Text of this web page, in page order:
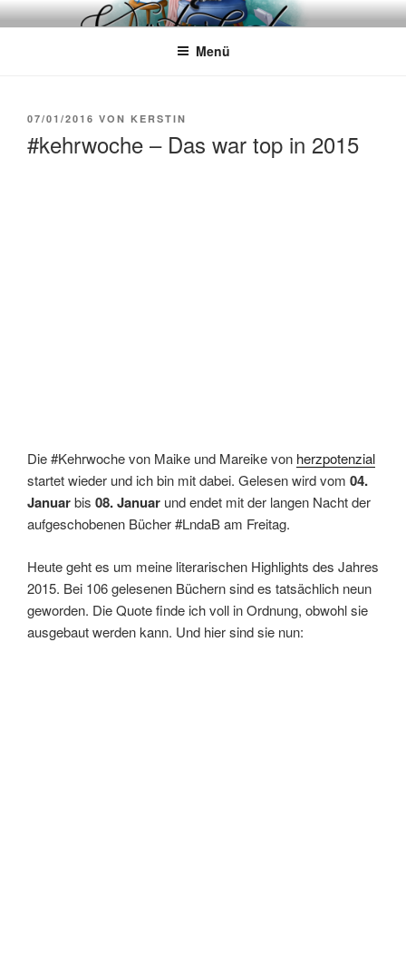
Zum
InhaltWÖRTERKATZE
Von Büchern erzählen
Menü
VERÖFFENTLICHT
07/01/2016 VON KERSTIN
#kehrwoche – Das war top in 2015
Die #Kehrwoche von Maike und Mareike von herzpotenzial
startet wieder und ich bin mit dabei. Gelesen wird vom 04.
Januarbis 08. Januar und endet mit der langen Nacht der
aufgeschobenen Bücher #LndaB am Freitag.
Heute geht es um meine literarischen Highlights des Jahres
2015. Bei 106 gelesenen Büchern sind es tatsächlich neun
geworden. Die Quote finde ich voll in Ordnung, obwohl sie
ausgebaut werden kann. Und hier sind sie nun: